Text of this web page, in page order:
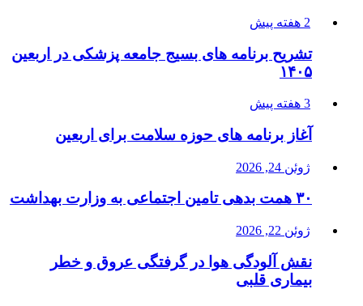
2 هفته پیش
تشریح برنامه های بسیج جامعه پزشکی در اربعین
۱۴۰۵
3 هفته پیش
آغاز برنامه های حوزه سلامت برای اربعین
ژوئن 24, 2026
۳۰ همت بدهی تامین اجتماعی به وزارت بهداشت
ژوئن 22, 2026
نقش آلودگی هوا در گرفتگی عروق و خطر
بیماری قلبی